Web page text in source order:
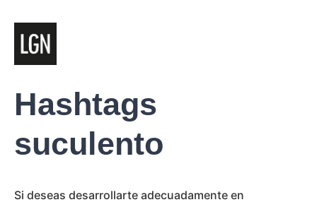
Hashtags
suculento
Si deseas desarrollarte adecuadamente en